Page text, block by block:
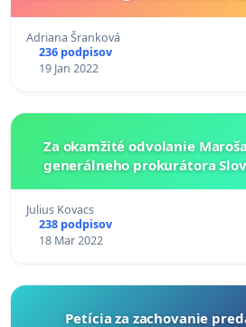
Adriana Šranková
236 podpisov
19 Jan 2022
Za okamžité odvolanie
generálneho prokurátora
Julius Kovacs
238 podpisov
18 Mar 2022
Petícia za zachovanie